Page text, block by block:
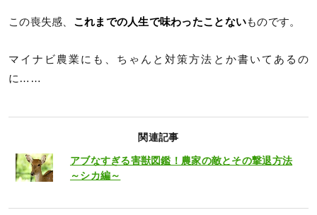
この喪失感、 これまでの人生で味わったことないものです。
マイナビ農業にも、ちゃんと対策方法とか書いてあるの
に……
関連記事
アブなすぎる害獣図鑑！農家の敵とその撃退方法
～シカ編～